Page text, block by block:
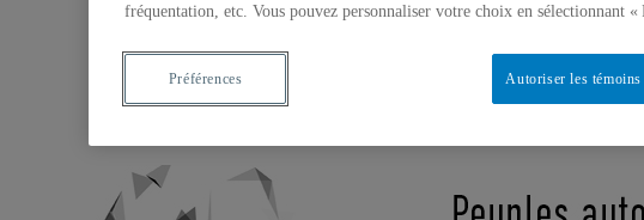
fréquentation, etc. Vous pouvez personnaliser votre choix en sélectionnant «
Autoriser les témoins
Préférences